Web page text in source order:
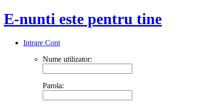
E-nunti este pentru tine
Intrare Cont
Nume utilizator:
Parola: